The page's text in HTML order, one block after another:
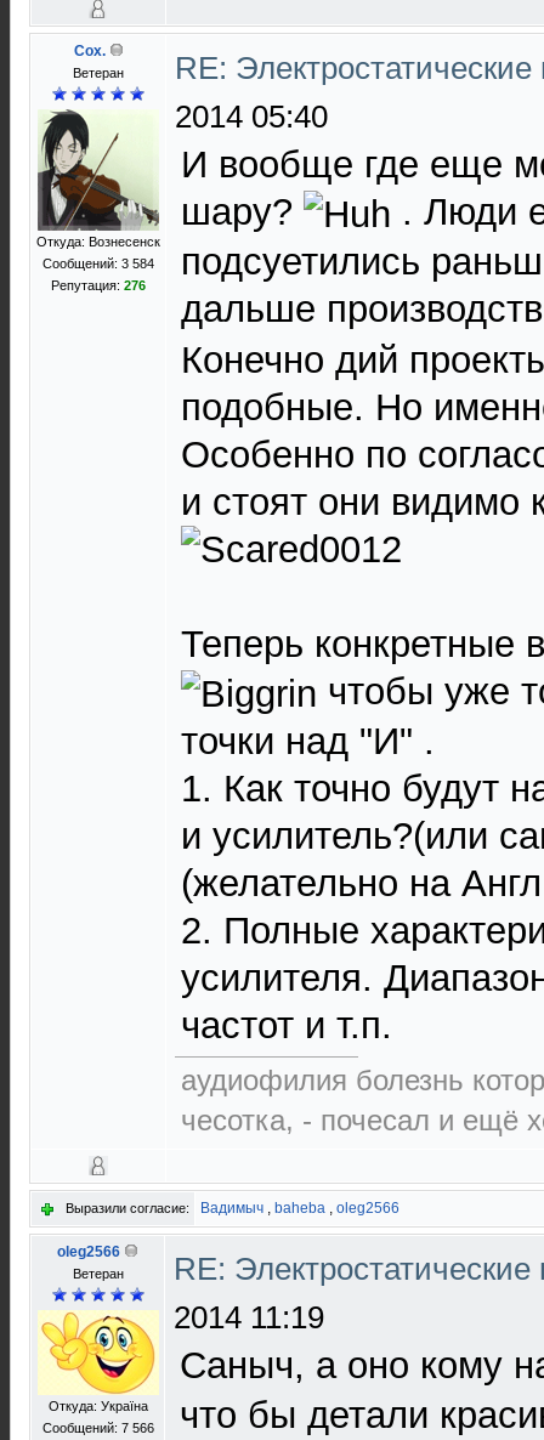
Cox.
Ветеран
Откуда: Вознесенск
Сообщений: 3 584
Репутация: 276
RE:
2014 05:40
И вообще где еще
шару?
. Люди
подсуетились
дальше
Конечно дий
подобные. Но
Особенно по
и стоят они видимо
Теперь конкретные
чтобы уже
точки над "И" .
1. Как точно будут
и усилитель?(или
(желательно на
2. Полные
усилителя.
частот и т.п.
аудиофилия болезнь
чесотка, - почесал и ещё
Выразили согласие: Вадимыч , baheba , oleg2566
oleg2566
Ветеран
Откуда: Україна
Сообщений: 7 566
RE:
2014 11:19
Саныч, а оно кому
что бы детали